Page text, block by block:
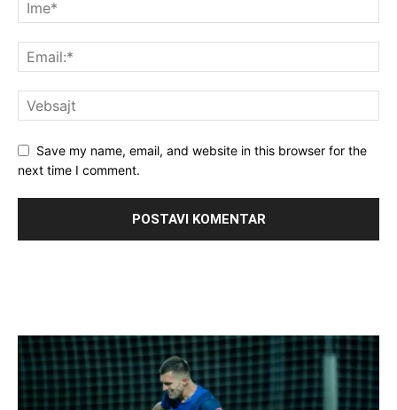
Save my name, email, and website in this browser for the
next time I comment.